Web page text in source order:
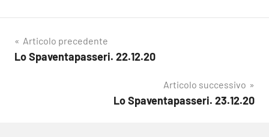
Navigazione
articoli
Articolo precedente
Lo Spaventapasseri. 22.12.20
Articolo successivo
Lo Spaventapasseri. 23.12.20